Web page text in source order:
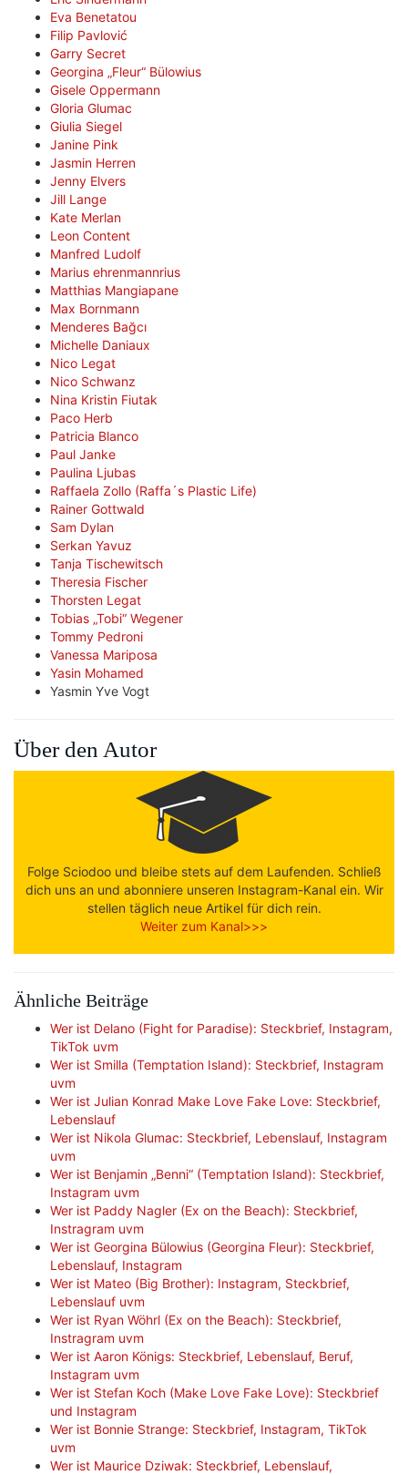
Eva Benetatou
Filip Pavlović
Garry Secret
Georgina „Fleur“ Bülowius
Gisele Oppermann
Gloria Glumac
Giulia Siegel
Janine Pink
Jasmin Herren
Jenny Elvers
Jill Lange
Kate Merlan
Leon Content
Manfred Ludolf
Marius ehrenmannrius
Matthias Mangiapane
Max Bornmann
Menderes Bağcı
Michelle Daniaux
Nico Legat
Nico Schwanz
Nina Kristin Fiutak
Paco Herb
Patricia Blanco
Paul Janke
Paulina Ljubas
Raffaela Zollo (Raffa´s Plastic Life)
Rainer Gottwald
Sam Dylan
Serkan Yavuz
Tanja Tischewitsch
Theresia Fischer
Thorsten Legat
Tobias „Tobi“ Wegener
Tommy Pedroni
Vanessa Mariposa
Yasin Mohamed
Yasmin Yve Vogt
Über den Autor
Folge Sciodoo und bleibe stets auf dem Laufenden. Schließ
dich uns an und abonniere unseren Instagram-Kanal ein. Wir
stellen täglich neue Artikel für dich rein.
Weiter zum Kanal>>>
Ähnliche Beiträge
Wer ist Delano (Fight for Paradise): Steckbrief, Instagram,
TikTok uvm
Wer ist Smilla (Temptation Island): Steckbrief, Instagram
uvm
Wer ist Julian Konrad Make Love Fake Love: Steckbrief,
Lebenslauf
Wer ist Nikola Glumac: Steckbrief, Lebenslauf, Instagram
uvm
Wer ist Benjamin „Benni“ (Temptation Island): Steckbrief,
Instagram uvm
Wer ist Paddy Nagler (Ex on the Beach): Steckbrief,
Instragram uvm
Wer ist Georgina Bülowius (Georgina Fleur): Steckbrief,
Lebenslauf, Instagram
Wer ist Mateo (Big Brother): Instagram, Steckbrief,
Lebenslauf uvm
Wer ist Ryan Wöhrl (Ex on the Beach): Steckbrief,
Instragram uvm
Wer ist Aaron Königs: Steckbrief, Lebenslauf, Beruf,
Instagram uvm
Wer ist Stefan Koch (Make Love Fake Love): Steckbrief
und Instagram
Wer ist Bonnie Strange: Steckbrief, Instagram, TikTok
uvm
Wer ist Maurice Dziwak: Steckbrief, Lebenslauf,